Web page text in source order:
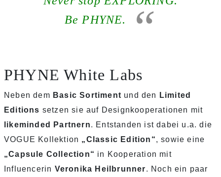
Be PHYNE.
PHYNE White Labs
Neben dem Basic Sortiment und den
Limited
Editions setzen sie auf Designkooperationen mit
likeminded Partnern. Entstanden ist dabei u.a. die
VOGUE Kollektion „Classic Edition“, sowie eine
„Capsule Collection“ in Kooperation mit
Influencerin Veronika Heilbrunner. Noch ein paar